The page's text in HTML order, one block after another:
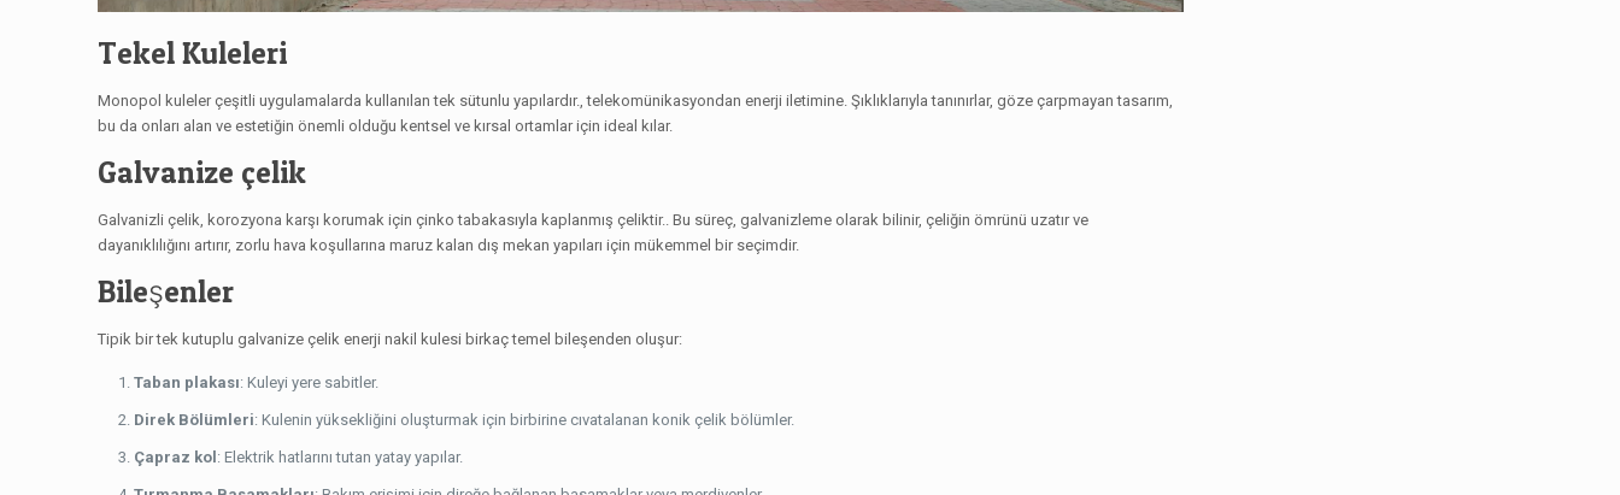
Tekel Kuleleri
Monopol kuleler çeşitli uygulamalarda kullanılan tek sütunlu yapılardır., telekomünikasyondan enerji iletimine. Şıklıklarıyla tanınırlar, göze çarpmayan tasarım,
bu da onları alan ve estetiğin önemli olduğu kentsel ve kırsal ortamlar için ideal kılar.
Galvanize çelik
Galvanizli çelik, korozyona karşı korumak için çinko tabakasıyla kaplanmış çeliktir.. Bu süreç, galvanizleme olarak bilinir, çeliğin ömrünü uzatır ve
dayanıklılığını artırır, zorlu hava koşullarına maruz kalan dış mekan yapıları için mükemmel bir seçimdir.
Bileşenler
Tipik bir tek kutuplu galvanize çelik enerji nakil kulesi birkaç temel bileşenden oluşur:
Taban plakası: Kuleyi yere sabitler.
Direk Bölümleri: Kulenin yüksekliğini oluşturmak için birbirine cıvatalanan konik çelik bölümler.
Çapraz kol : Elektrik hatlarını tutan yatay yapılar.